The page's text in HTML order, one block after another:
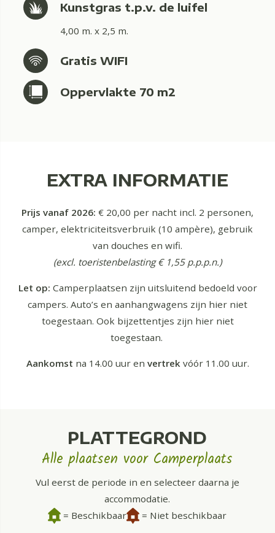
Kunstgras t.p.v. de luifel
4,00 m. x 2,5 m.
Gratis WIFI
Oppervlakte 70 m2
EXTRA INFORMATIE
Prijs vanaf 2026: € 20,00 per nacht incl. 2 personen,
camper, elektriciteitsverbruik (10 ampère), gebruik
van douches en wifi.
(excl. toeristenbelasting € 1,55 p.p.p.n.)
Let op: Camperplaatsen zijn uitsluitend bedoeld voor
campers. Auto’s en aanhangwagens zijn hier niet
toegestaan. Ook bijzettentjes zijn hier niet
toegestaan.
Aankomst na 14.00 uur en vertrekvóór 11.00 uur.
PLATTEGROND
Alle plaatsen voor Camperplaats
Vul eerst de periode in en selecteer daarna je
accommodatie.
= Beschikbaar
= Niet beschikbaar